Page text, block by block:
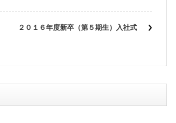
２０１６年度新卒（第５期生）入社式